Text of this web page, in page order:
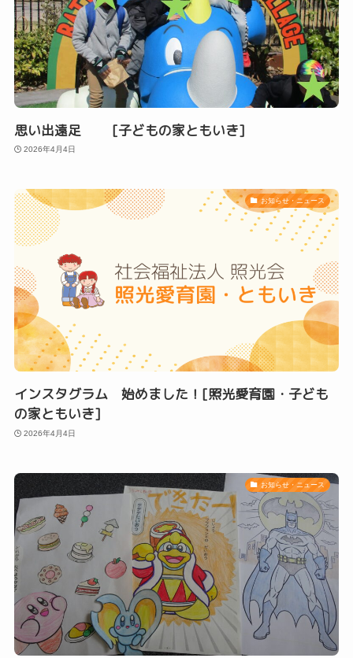
思い出遠足 [子どもの家ともいき]
2026年4月4日
お知らせ・ニュース
インスタグラム 始めました！[照光愛育園・子ども
の家ともいき]
2026年4月4日
お知らせ・ニュース